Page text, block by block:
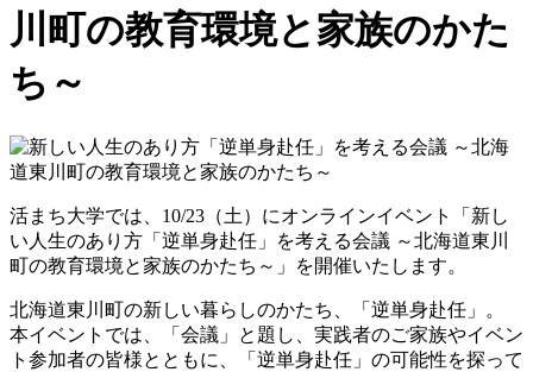
川町の教育環境と家族のかた
ち～
活まち大学では、10/23（土）にオンラインイベント「新し
い人生のあり方「逆単身赴任」を考える会議 ～北海道東川
町の教育環境と家族のかたち～」を開催いたします。
北海道東川町の新しい暮らしのかたち、「逆単身赴任」。
本イベントでは、「会議」と題し、実践者のご家族やイベン
ト参加者の皆様とともに、「逆単身赴任」の可能性を探って